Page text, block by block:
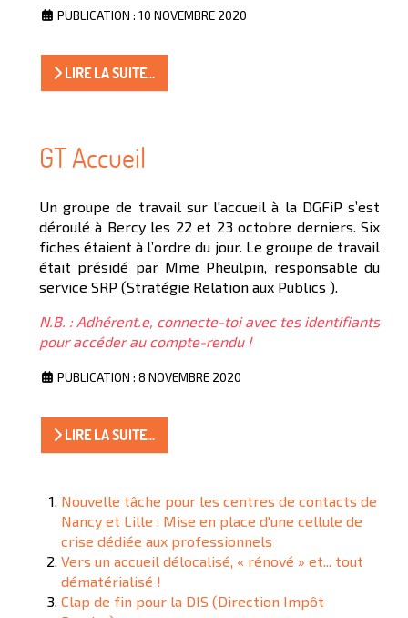
PUBLICATION : 10 NOVEMBRE 2020
LIRE LA SUITE...
GT Accueil
Un groupe de travail sur l'accueil à la DGFiP s’est
déroulé à Bercy les 22 et 23 octobre derniers. Six
fiches étaient à l’ordre du jour. Le groupe de travail
était présidé par Mme Pheulpin, responsable du
service SRP (Stratégie Relation aux Publics ).
N.B. : Adhérent.e, connecte-toi avec tes identifiants
pour accéder au compte-rendu !
PUBLICATION : 8 NOVEMBRE 2020
LIRE LA SUITE...
Nouvelle tâche pour les centres de contacts de
Nancy et Lille : Mise en place d'une cellule de
crise dédiée aux professionnels
Vers un accueil délocalisé, « rénové » et... tout
dématérialisé !
Clap de fin pour la DIS (Direction Impôt